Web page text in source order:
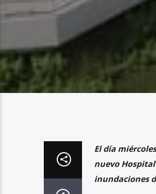
El día
nuevo
inundaciones